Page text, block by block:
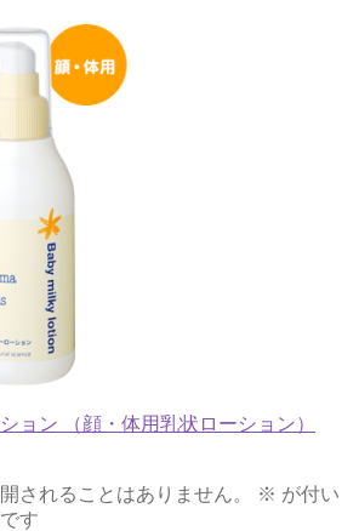
ョン （顔・体用乳状ローション）
されることはありません。 ※ が付い
す